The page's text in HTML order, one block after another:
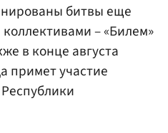
битвы еще
– «Билем»
в конце августа
примет участие